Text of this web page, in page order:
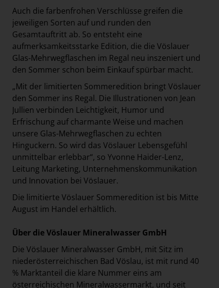
Auch die farbenfrohen Verschlüsse greifen die
jeweiligen Sorten auf und runden den
Gesamtauftritt ab. So entsteht eine
aufmerksamkeitsstarke Edition, die die Vöslauer
Glas-Mehrwegflaschen im Regal neu inszeniert und
den Sommer schon beim Einkauf spürbar macht.
„Mit der limitierten Sommeredition bringt Vöslauer
den Sommer ins Regal. Die Illustrationen von Jean
Jullien verbinden Leichtigkeit, Humor und
Erfrischung auf charmante Weise und machen
unsere Glas-Mehrwegflaschen zu echten
Hinguckern. So wird das Vöslauer Lebensgefühl
unmittelbar erlebbar“, so Yvonne Haider-Lenz,
Leitung Marketing, Unternehmenskommunikation
und Innovation bei Vöslauer.
Die limitierte Vöslauer Sommeredition ist bis Mitte
August im Handel erhältlich.
Über die Vöslauer Mineralwasser GmbH
Die Vöslauer Mineralwasser GmbH, mit Sitz im
niederösterreichischen Bad Vöslau, ist mit rund 40
% Marktanteil die klare Nummer eins am
österreichischen Mineralwassermarkt, und seit